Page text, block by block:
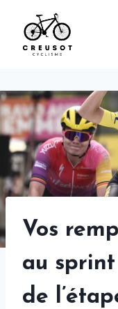
content
Vos
au
de